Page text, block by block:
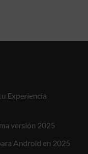
Experiencia
versión 2025
Android en 2025